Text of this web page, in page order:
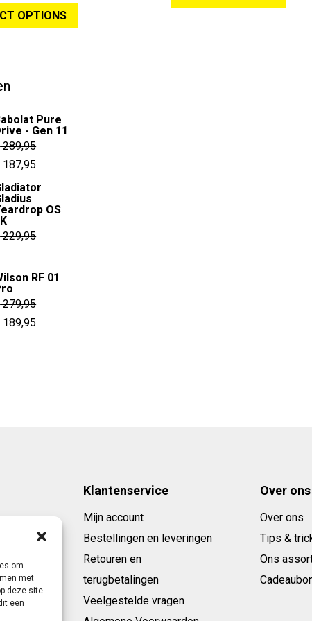
om
met
deze site
een
was:
€ 119,95.
is:
€ 99,95.
OPTIONS
o
Pure
- Gen 11
289,95
187,95
prijs
OS
229,95
RF 01
279,95
189,95
Klantenservice
Mijn account
Bestellingen en leveringen
Retouren en
terugbetalingen
Veelgestelde vragen
Over ons
Over ons
Tips &
Ons